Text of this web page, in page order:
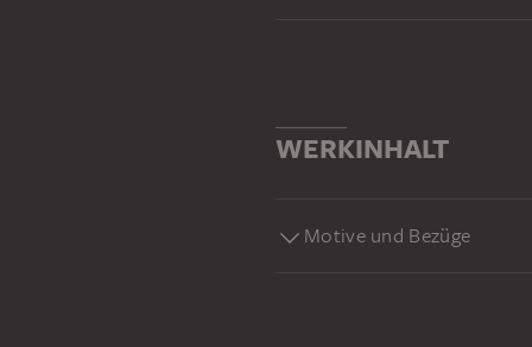
WERKINHALT
Motive und Bezüge